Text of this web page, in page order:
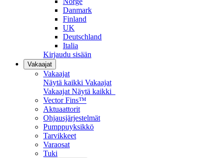
Danmark
Finland
UK
Deutschland
Italia
Kirjaudu sisään
Vakaajat
Vakaajat
Näytä kaikki Vakaajat
Vakaajat Näytä kaikki
Vector Fins™
Aktuaattorit
Ohjausjärjestelmät
Pumppuyksikkö
Tarvikkeet
Varaosat
Tuki